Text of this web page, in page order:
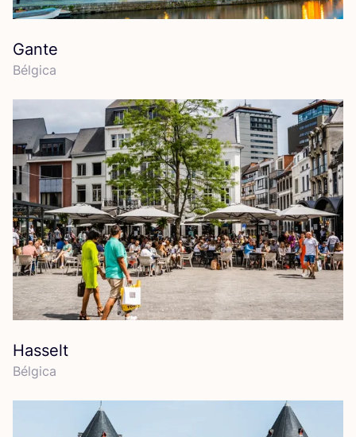
Gante
Bél­gi­ca
Hasselt
Bél­gi­ca